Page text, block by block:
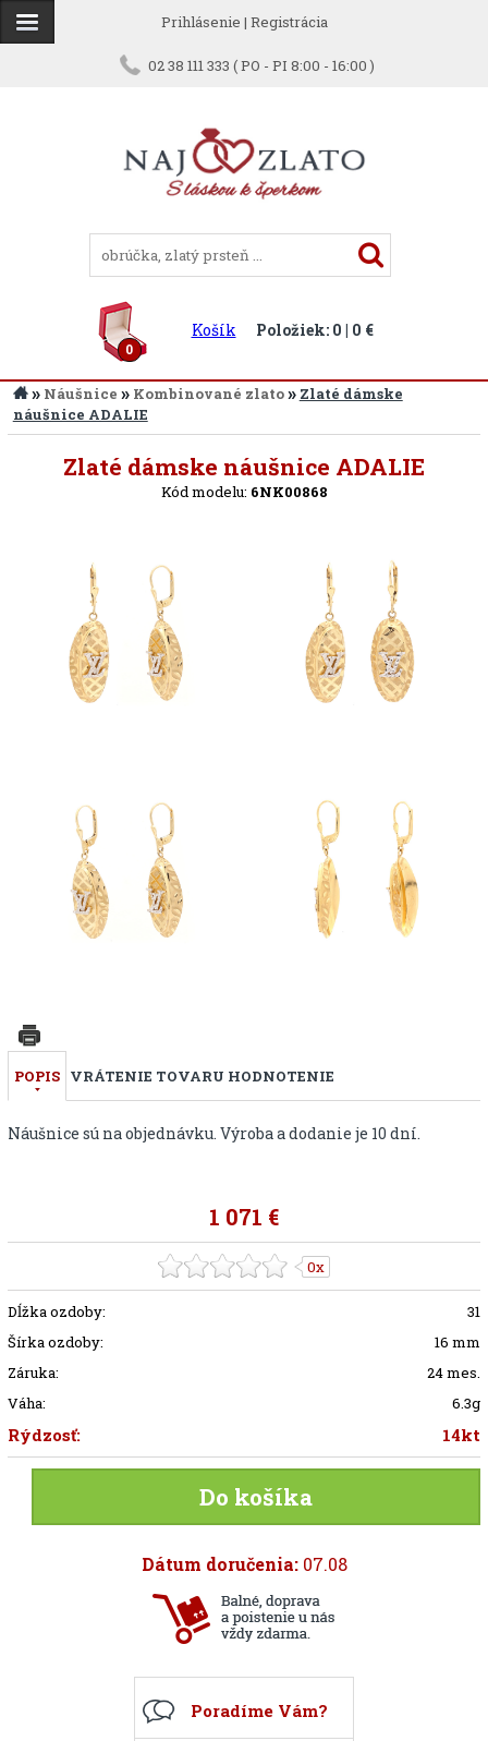
Prihlásenie | Registrácia
02 38 111 333 ( PO - PI 8:00 - 16:00 )
0
Košík Položiek: 0 | 0 €
» Náušnice » Kombinované zlato» Zlaté dámske
náušnice ADALIE
Zlaté dámske náušnice ADALIE
Kód modelu: 6NK00868
Späť
POPIS VRÁTENIE TOVARU HODNOTENIE
Náušnice sú na objednávku. Výroba a dodanie je 10 dní.
1 071 €
0x
Dĺžka ozdoby:
31
Šírka ozdoby:
16 mm
Záruka:
24 mes.
Váha:
6.3g
Rýdzosť: 14kt
Do košíka
Dátum doručenia: 07.08
Poradíme Vám?